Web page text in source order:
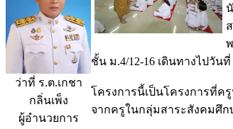
ว่าที่ ร.ต.เกชา
กลิ่นเพ็ง
ผู้อำนวยการ
ชั้น ม.4/12-16 เดินทางไปวัน
โครงการนี้เป็นโครงการที่ค
จากครูในกลุ่มสาระสังคมศึ